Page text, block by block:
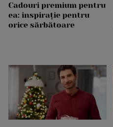
Cadouri premium pentru
ea: inspirație pentru
orice sărbătoare